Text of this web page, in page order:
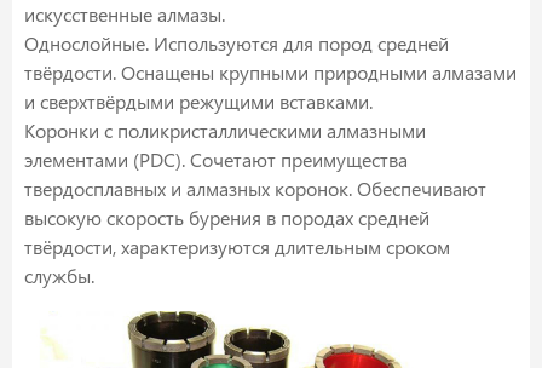
искусственные алмазы.
Однослойные. Используются для пород средней
твёрдости. Оснащены крупными природными алмазами
и сверхтвёрдыми режущими вставками.
Коронки с поликристаллическими алмазными
элементами (PDC). Сочетают преимущества
твердосплавных и алмазных коронок. Обеспечивают
высокую скорость бурения в породах средней
твёрдости, характеризуются длительным сроком
службы.